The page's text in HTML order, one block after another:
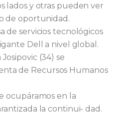
lados y otras pueden ver
de oportunidad.
de servicios tecnológicos
Dell a nivel global.
(34) se
de Recursos Humanos
ocupáramos en la
la continui- dad.